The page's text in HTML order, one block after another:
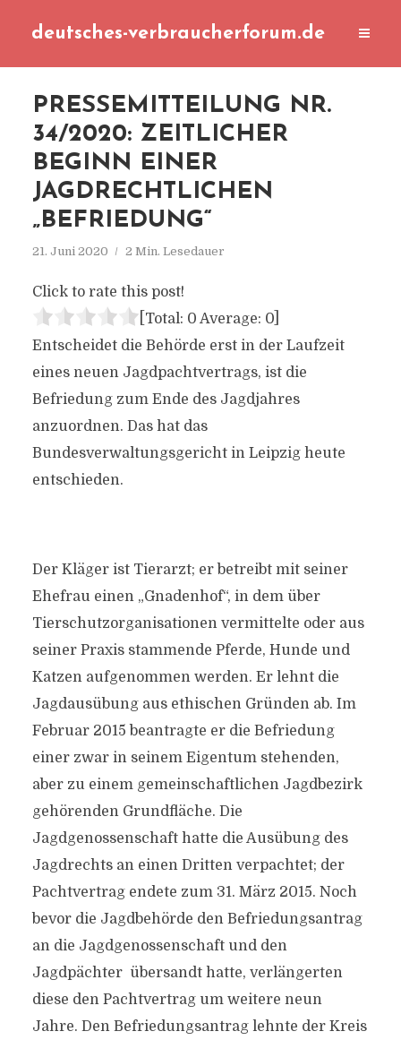
deutsches-verbraucherforum.de
PRESSEMITTEILUNG NR.
34/2020: ZEITLICHER
BEGINN EINER
JAGDRECHTLICHEN
„BEFRIEDUNG“
21. Juni 2020 2 Min. Lesedauer
Click to rate this post!
[Total: 0 Average: 0]
Entscheidet die Behörde erst in der Laufzeit
eines neuen Jagdpachtvertrags, ist die
Befriedung zum Ende des Jagdjahres
anzuordnen. Das hat das
Bundesverwaltungsgericht in Leipzig heute
entschieden.
Der Kläger ist Tierarzt; er betreibt mit seiner
Ehefrau einen „Gnadenhof“, in dem über
Tierschutzorganisationen vermittelte oder aus
seiner Praxis stammende Pferde, Hunde und
Katzen aufgenommen werden. Er lehnt die
Jagdausübung aus ethischen Gründen ab. Im
Februar 2015 beantragte er die Befriedung
einer zwar in seinem Eigentum stehenden,
aber zu einem gemeinschaftlichen Jagdbezirk
gehörenden Grundfläche. Die
Jagdgenossenschaft hatte die Ausübung des
Jagdrechts an einen Dritten verpachtet; der
Pachtvertrag endete zum 31. März 2015. Noch
bevor die Jagdbehörde den Befriedungsantrag
an die Jagdgenossenschaft und den
Jagdpächter übersandt hatte, verlängerten
diese den Pachtvertrag um weitere neun
Jahre. Den Befriedungsantrag lehnte der Kreis